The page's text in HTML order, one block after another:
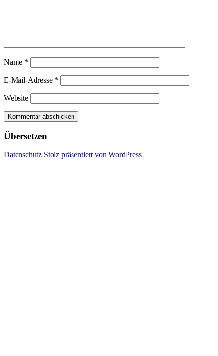
Name *
E-Mail-Adresse *
Website
Übersetzen
Datenschutz Stolz präsentiert von WordPress